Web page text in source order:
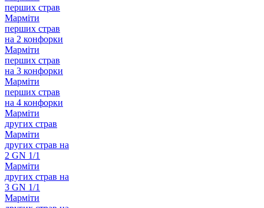
перших страв
Марміти
перших страв
на 2 конфорки
Марміти
перших страв
на 3 конфорки
Марміти
перших страв
на 4 конфорки
Марміти
других страв
Марміти
других страв на
2 GN 1/1
Марміти
других страв на
3 GN 1/1
Марміти